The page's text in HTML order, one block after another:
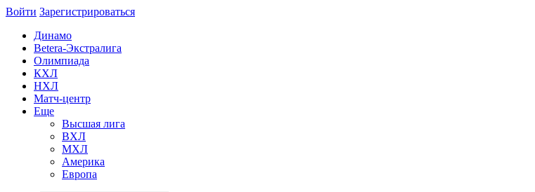
Войти Зарегиcтрироваться
Динамо
Betera-Экстралига
Олимпиада
КХЛ
НХЛ
Матч-центр
Еще
Высшая лига
ВХЛ
МХЛ
Америка
Европа